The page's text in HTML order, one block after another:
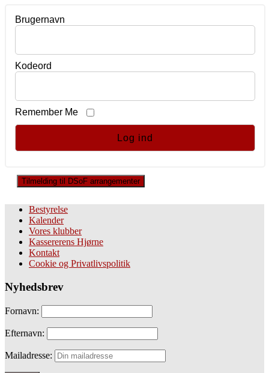
Brugernavn
Kodeord
Remember Me
Tilmelding til DSoF arrangementer
Bestyrelse
Kalender
Vores klubber
Kassererens Hjørne
Kontakt
Cookie og Privatlivspolitik
Nyhedsbrev
Fornavn:
Efternavn:
Mailadresse: